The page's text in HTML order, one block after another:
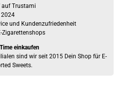
auf Trustami
2024
und Kundenzufriedenheit
Zigarettenshops
einkaufen
sind wir seit 2015 Dein Shop für E-
Sweets.